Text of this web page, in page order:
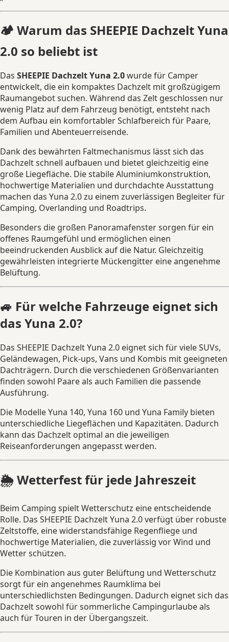
🏕️ Warum das SHEEPIE Dachzelt Yuna
2.0 so beliebt ist
Das SHEEPIE Dachzelt Yuna 2.0wurde für Camper
entwickelt, die ein kompaktes Dachzelt mit großzügigem
Raumangebot suchen. Während das Zelt geschlossen nur
wenig Platz auf dem Fahrzeug benötigt, entsteht nach
dem Aufbau ein komfortabler Schlafbereich für Paare,
Familien und Abenteuerreisende.
Dank des bewährten Faltmechanismus lässt sich das
Dachzelt schnell aufbauen und bietet gleichzeitig eine
große Liegefläche. Die stabile Aluminiumkonstruktion,
hochwertige Materialien und durchdachte Ausstattung
machen das Yuna 2.0 zu einem zuverlässigen Begleiter für
Camping, Overlanding und Roadtrips.
Besonders die großen Panoramafenster sorgen für ein
offenes Raumgefühl und ermöglichen einen
beeindruckenden Ausblick auf die Natur. Gleichzeitig
gewährleisten integrierte Mückengitter eine angenehme
Belüftung.
🚙 Für welche Fahrzeuge eignet sich
das Yuna 2.0?
Das SHEEPIE Dachzelt Yuna 2.0 eignet sich für viele SUVs,
Geländewagen, Pick-ups, Vans und Kombis mit geeigneten
Dachträgern. Durch die verschiedenen Größenvarianten
finden sowohl Paare als auch Familien die passende
Ausführung.
Die Modelle Yuna 140, Yuna 160 und Yuna Family bieten
unterschiedliche Liegeflächen und Kapazitäten. Dadurch
kann das Dachzelt optimal an die jeweiligen
Reiseanforderungen angepasst werden.
🌦️ Wetterfest für jede Jahreszeit
Beim Camping spielt Wetterschutz eine entscheidende
Rolle. Das SHEEPIE Dachzelt Yuna 2.0 verfügt über robuste
Zeltstoffe, eine widerstandsfähige Regenfliege und
hochwertige Materialien, die zuverlässig vor Wind und
Wetter schützen.
Die Kombination aus guter Belüftung und Wetterschutz
sorgt für ein angenehmes Raumklima bei
unterschiedlichsten Bedingungen. Dadurch eignet sich das
Dachzelt sowohl für sommerliche Campingurlaube als
auch für Touren in der Übergangszeit.